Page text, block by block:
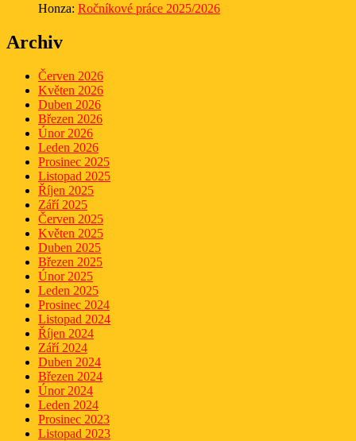
Honza: Ročníkové práce 2025/2026
Archiv
Červen 2026
Květen 2026
Duben 2026
Březen 2026
Únor 2026
Leden 2026
Prosinec 2025
Listopad 2025
Říjen 2025
Září 2025
Červen 2025
Květen 2025
Duben 2025
Březen 2025
Únor 2025
Leden 2025
Prosinec 2024
Listopad 2024
Říjen 2024
Září 2024
Duben 2024
Březen 2024
Únor 2024
Leden 2024
Prosinec 2023
Listopad 2023